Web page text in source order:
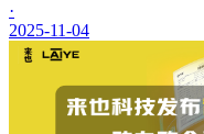
·
2025-11-04